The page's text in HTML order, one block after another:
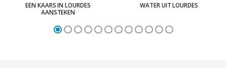
EEN KAARS IN LOURDES
AANSTEKEN
WATER UIT LOURDES